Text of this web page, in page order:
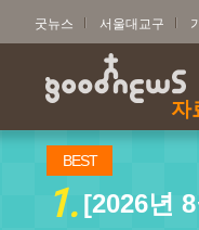
굿뉴스 서울대교구
자
BEST
1. [2026년